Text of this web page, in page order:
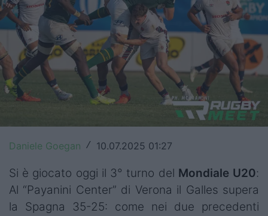
6 Nazioni
United Rugby Championship
Top14
Premiership
Challenge Cup
World Rugby
Rugby World Cup
Daniele Goegan / 10.07.2025 01:27
Si è giocato oggi il 3° turno del Mondiale U20:
Al “Payanini Center” di Verona il Galles supera
la Spagna 35-25: come nei due precedenti